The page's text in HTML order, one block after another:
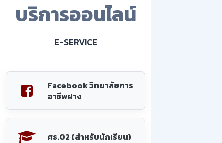
บริการออนไลน์
E-SERVICE
Facebook วิทยาลัยการ
อาชีพฝาง
ศธ.02 (สำหรับนักเรียน)